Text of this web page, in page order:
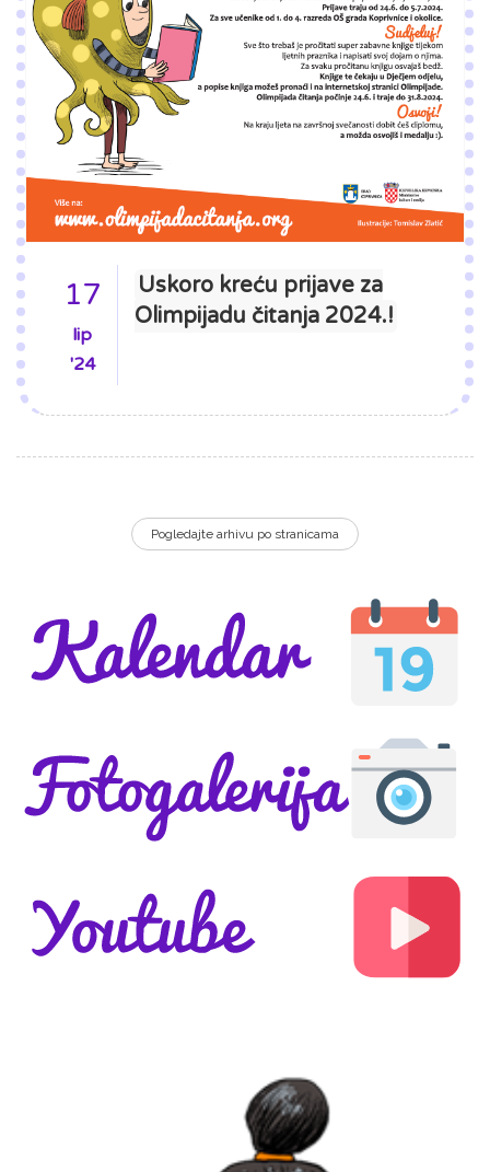
17
lip
'24
Uskoro kreću prijave za
Olimpijadu čitanja 2024.!
Pogledajte arhivu po stranicama